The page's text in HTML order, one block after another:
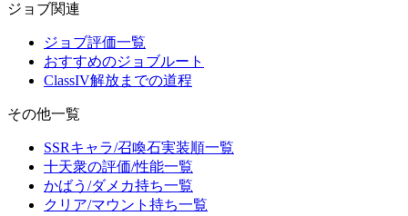
ジョブ関連
ジョブ評価一覧
おすすめのジョブルート
ClassIV解放までの道程
その他一覧
SSRキャラ/召喚石実装順一覧
十天衆の評価/性能一覧
かばう/ダメカ持ち一覧
クリア/マウント持ち一覧